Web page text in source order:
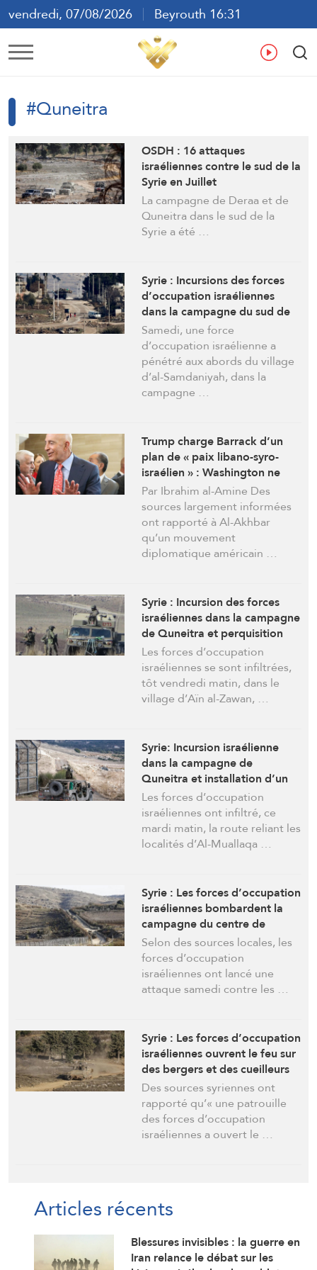
vendredi, 07/08/2026
Beyrouth 16:31
ع
#Quneitra
OSDH : 16 attaques
israéliennes contre le sud de la
Syrie en Juillet
La campagne de Deraa et de
Quneitra dans le sud de la
Syrie a été …
Syrie : Incursions des forces
d’occupation israéliennes
dans la campagne du sud de
Quneitra et installation d’un
point de contrôle pour fouiller
les passants
Samedi, une force
d’occupation israélienne a
pénétré aux abords du village
d’al-Samdaniyah, dans la
campagne …
Trump charge Barrack d’un
plan de « paix libano-syro-
israélien » : Washington ne
voit pas de partenaire fort au
Liban
Par Ibrahim al-Amine Des
sources largement informées
ont rapporté à Al-Akhbar
qu’un mouvement
diplomatique américain …
Syrie : Incursion des forces
israéliennes dans la campagne
de Quneitra et perquisition
d’une maison
Les forces d’occupation
israéliennes se sont infiltrées,
tôt vendredi matin, dans le
village d’Aïn al-Zawan, …
Syrie: Incursion israélienne
dans la campagne de
Quneitra et installation d’un
point de contrôle
Les forces d’occupation
israéliennes ont infiltré, ce
mardi matin, la route reliant les
localités d’Al-Muallaqa …
Syrie : Les forces d’occupation
israéliennes bombardent la
campagne du centre de
Quneitra avec trois obus
d’artillerie
Selon des sources locales, les
forces d’occupation
israéliennes ont lancé une
attaque samedi contre les …
Syrie : Les forces d’occupation
israéliennes ouvrent le feu sur
des bergers et des cueilleurs
de champignons dans la
campagne de Quneitra
Des sources syriennes ont
rapporté qu’« une patrouille
des forces d’occupation
israéliennes a ouvert le …
Articles récents
Blessures invisibles : la guerre en
Iran relance le débat sur les